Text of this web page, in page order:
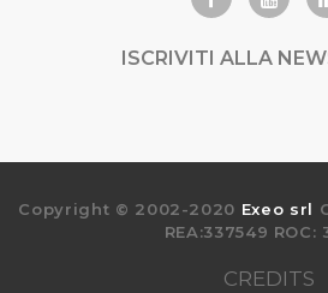
ISCRIVITI ALLA
Copyright © 2002-2020 Exeo srl
REA:337549 ROC:
CREDITS